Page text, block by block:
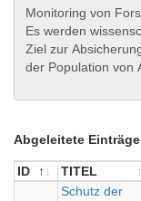
Abgeleitete Einträge
ID TITEL
TITEL
Schutz der